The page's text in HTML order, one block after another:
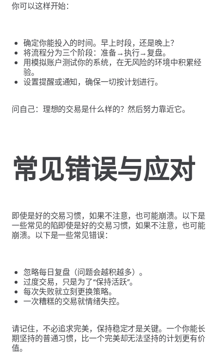
你可以这样开始：
确定你能投入的时间。早上时段，还是晚上？
将流程分为三个阶段：准备→执行→复盘。
用模拟账户测试你的系统，在无风险的环境中积累经
验。
设置提醒或通知，确保一切按计划进行。
问自己：理想的交易是什么样的？然后努力靠近它。
常见错误与应对
即使是好的交易习惯，如果不注意，也可能崩溃。以下是
一些常见的陷即使是好的交易习惯，如果不注意，也可能
崩溃。以下是一些常见错误：
忽略每日复盘（问题会越积越多）。
过度交易，只是为了“保持活跃”。
每次失败就立刻更换策略。
一次糟糕的交易就情绪失控。
请记住，不必追求完美，保持稳定才是关键。一个你能长
期坚持的普通习惯，比一个完美却无法坚持的计划更有价
值。